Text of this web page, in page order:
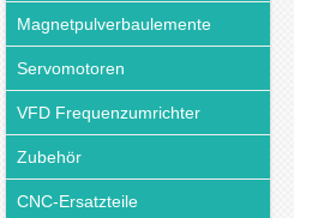
Magnetpulverbaulemente
Servomotoren
VFD Frequenzumrichter
Zubehör
CNC-Ersatzteile